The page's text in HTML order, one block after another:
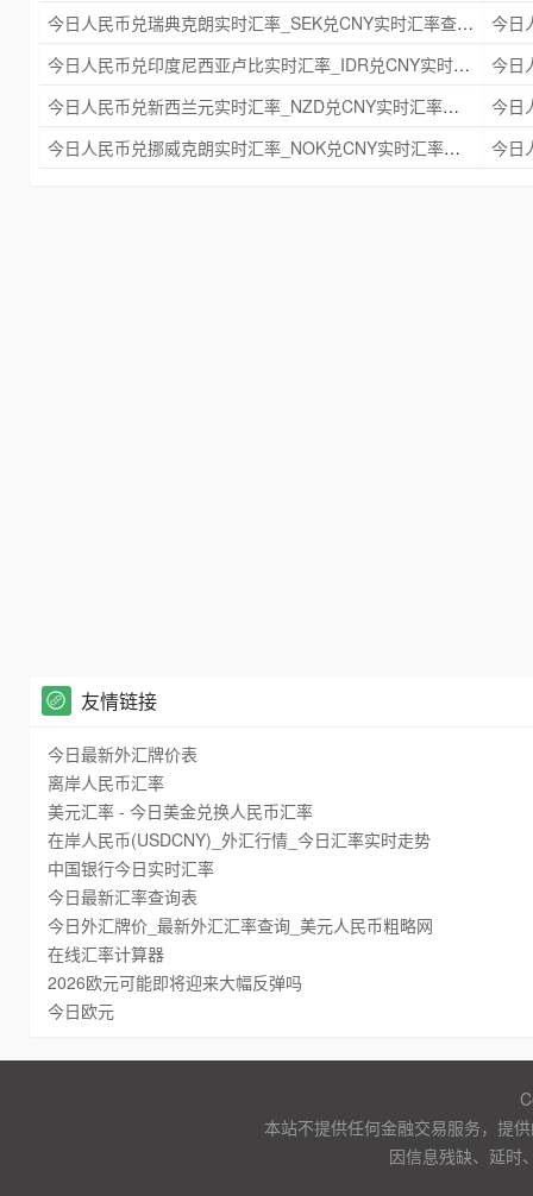
今日人民币兑瑞典克朗实时汇率_SEK兑CNY实时汇率查询 2025年09月21日
今日人民币兑印度尼西亚卢比实时汇率_IDR兑CNY实时汇率查询 2025年09月21日
今日人民币兑新西兰元实时汇率_NZD兑CNY实时汇率查询 2025年09月21日
今日人民币兑挪威克朗实时汇率_NOK兑CNY实时汇率查询 2025年09月21日
友情链接
今日最新外汇牌价表
离岸人民币汇率
美元汇率 - 今日美金兑换人民币汇率
在岸人民币(USDCNY)_外汇行情_今日汇率实时走势
中国银行今日实时汇率
今日最新汇率查询表
今日外汇牌价_最新外汇汇率查询_美元人民币粗略网
在线汇率计算器
2026欧元可能即将迎来大幅反弹吗
今日欧元
本站不提供任何金融交易服务，提
因信息残缺、延时